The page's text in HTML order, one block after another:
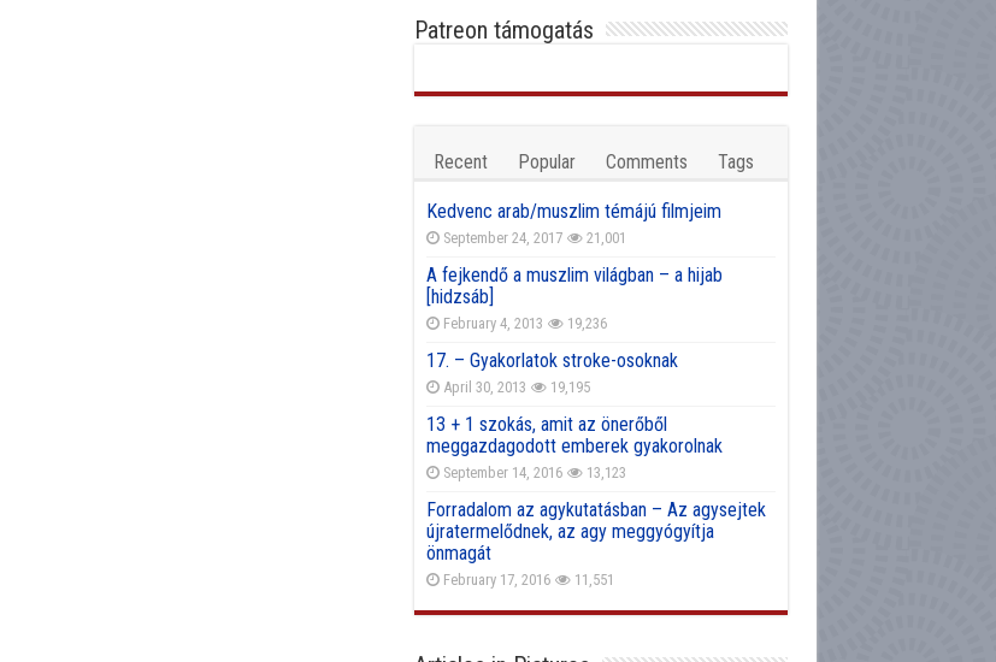
Patreon támogatás
Recent Popular Comments Tags
Kedvenc arab/muszlim témájú filmjeim
September 24, 2017 21,001
A fejkendő a muszlim világban – a hijab
[hidzsáb]
February 4, 2013 19,236
17. – Gyakorlatok stroke-osoknak
April 30, 2013 19,195
13 + 1 szokás, amit az önerőből
meggazdagodott emberek gyakorolnak
September 14, 2016 13,123
Forradalom az agykutatásban – Az agysejtek
újratermelődnek, az agy meggyógyítja
önmagát
February 17, 2016 11,551